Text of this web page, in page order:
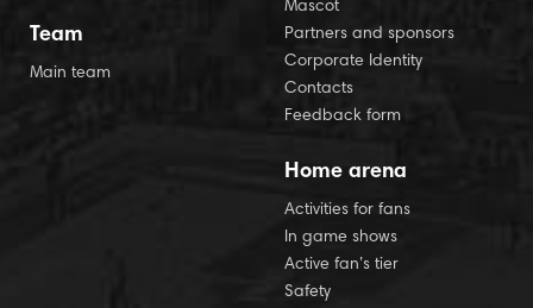
Team
Main team
Mascot
Partners and sponsors
Corporate Identity
Contacts
Feedback form
Home arena
Activities for fans
In game shows
Active fan’s tier
Safety